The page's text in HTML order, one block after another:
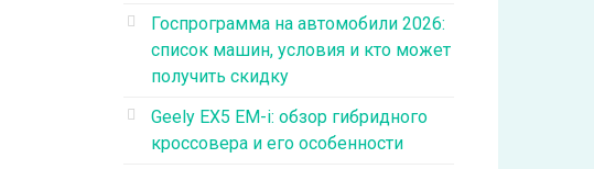
Госпрограмма на автомобили 2026:
список машин, условия и кто может
получить скидку
Geely EX5 EM-i: обзор гибридного
кроссовера и его особенности